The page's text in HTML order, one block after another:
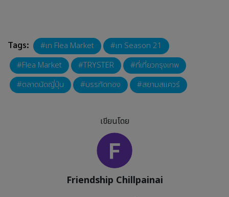
Tags: เท Flea Market
เท Season 21
Flea Market
TRYSTER
ที่เที่ยวกรุงเทพ
ตลาดนัดญี่ปุ่น
บรรทัดทอง สยามสแควร์
เขียนโดย
Friendship Chillpainai